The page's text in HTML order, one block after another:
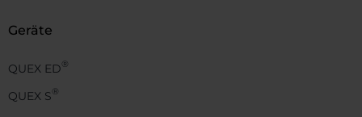
Geräte
QUEX ED®
QUEX S®